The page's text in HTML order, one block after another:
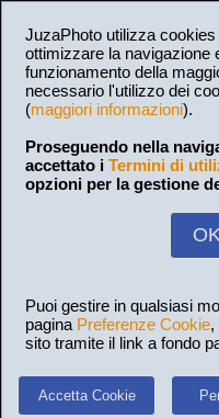
JuzaPhoto utilizza
ottimizzare la navigazione
funzionamento della
necessario l'utilizzo dei
(maggiori informazioni).
Proseguendo nella
accettato i Termini di
opzioni per la gestione
Puoi gestire in qualsiasi
pagina Preferenze Cookie,
sito tramite il link a fondo
Accetta Cookie